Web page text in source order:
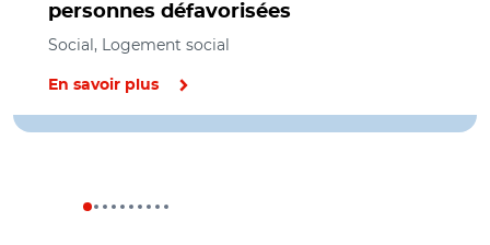
personnes défavorisées
Social, Logement social
En savoir plus